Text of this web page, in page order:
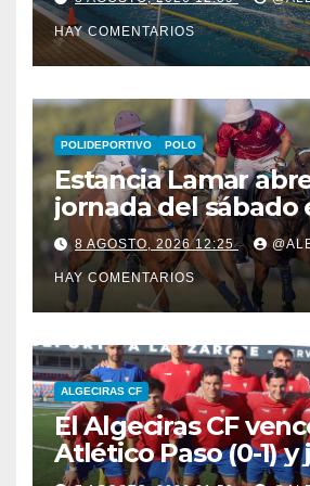
de natación para
edades
HAY COMENTARIOS
POLIDEPORTIVO POLO
Estancia Lamar
jornada del sábado
Polo Club con una
remontada y
sobre Savoir PT
8 AGOSTO, 2026 12:25
HAY COMENTARIOS
ALGECIRAS CF
El Algeciras CF
Atlético Paso (0-1) y
por el LVII Torneo